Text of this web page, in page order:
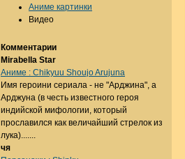
Аниме картинки
Видео
Комментарии
Mirabella Star
Аниме : Chikyuu Shoujo Arujuna
Имя героини сериала - не "Арджина", а
Арджуна (в честь известного героя
индийской мифологии, который
прославился как величайший стрелок из
лука).......
чя